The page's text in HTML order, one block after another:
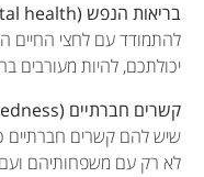
בריאות הנפש (Mental health)
להתמודד עם לחצי החיים
יכולתכם, להיות מעורבים
קשרים חברתיים (Social Connectedness)
שיש להם קשרים חברתיים
לא רק עם משפחותיהם